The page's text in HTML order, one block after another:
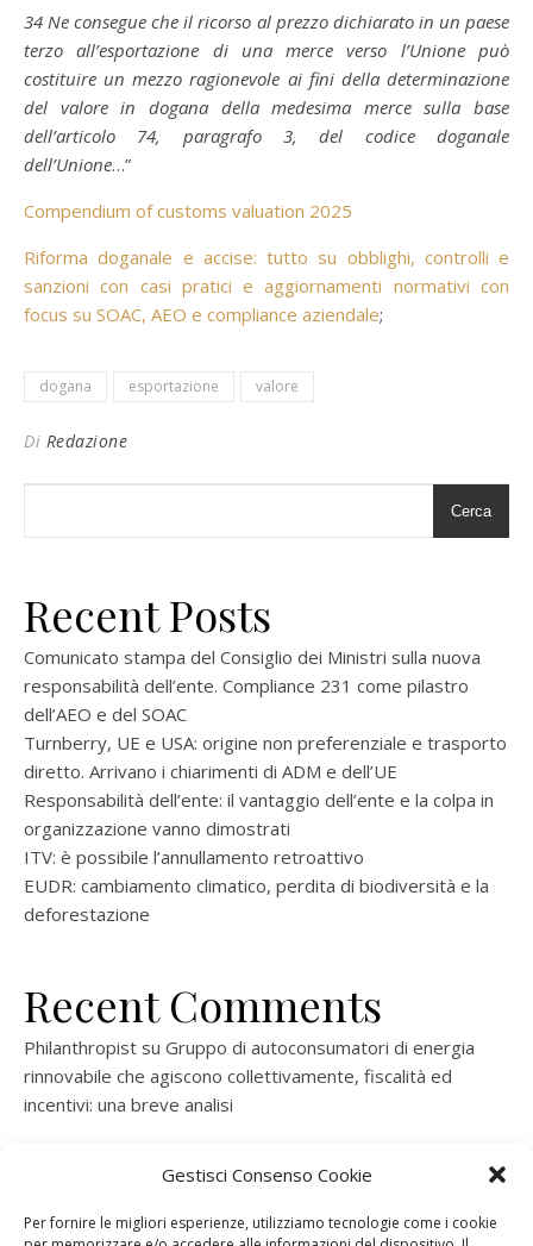
Gestisci Consenso Cookie
Per fornire le migliori esperienze, utilizziamo tecnologie come i cookie
34 Ne consegue che il ricorso al prezzo dichiarato in un paese
terzo all’esportazione di una merce verso l’Unione può
costituire un mezzo ragionevole ai fini della determinazione
del valore in dogana della medesima merce sulla base
dell’articolo 74, paragrafo 3, del codice doganale
dell’Unione…”
Compendium of customs valuation 2025
Riforma doganale e accise: tutto su obblighi, controlli e
sanzioni con casi pratici e aggiornamenti normativi con
focus su SOAC, AEO e compliance aziendale;
dogana esportazione valore
Di Redazione
Cerca
Recent Posts
Comunicato stampa del Consiglio dei Ministri sulla nuova
responsabilità dell’ente. Compliance 231 come pilastro
dell’AEO e del SOAC
Turnberry, UE e USA: origine non preferenziale e trasporto
diretto. Arrivano i chiarimenti di ADM e dell’UE
Responsabilità dell’ente: il vantaggio dell’ente e la colpa in
organizzazione vanno dimostrati
ITV: è possibile l’annullamento retroattivo
EUDR: cambiamento climatico, perdita di biodiversità e la
deforestazione
Recent Comments
Philanthropist su Gruppo di autoconsumatori di energia
rinnovabile che agiscono collettivamente, fiscalità ed
incentivi: una breve analisi
rinnovabile che agiscono collettivamente, fiscalità ed